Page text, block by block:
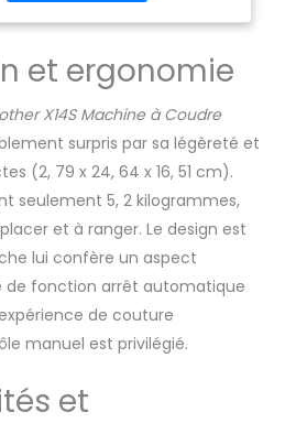
machine résistante qui
répondra à tous vos
besoins quotidiens de
couture. Portable et
robuste. Cette machine à
coudre répondra à tous
vos besoins quotidiens de
couture. Complète : dotée
de 14 fonctions de couture,
bras libre pour coudre sur
les pantalons et de
nombreux autres
accessoires inclus. Bon
rapport qualité/prix.
et ergonomie
X14S Machine à Coudre
surpris par sa légèreté et
(2, 79 x 24, 64 x 16, 51 cm).
seulement 5, 2 kilogrammes,
et à ranger. Le design est
lui confère un aspect
de fonction arrêt automatique
de couture
manuel est privilégié.
et